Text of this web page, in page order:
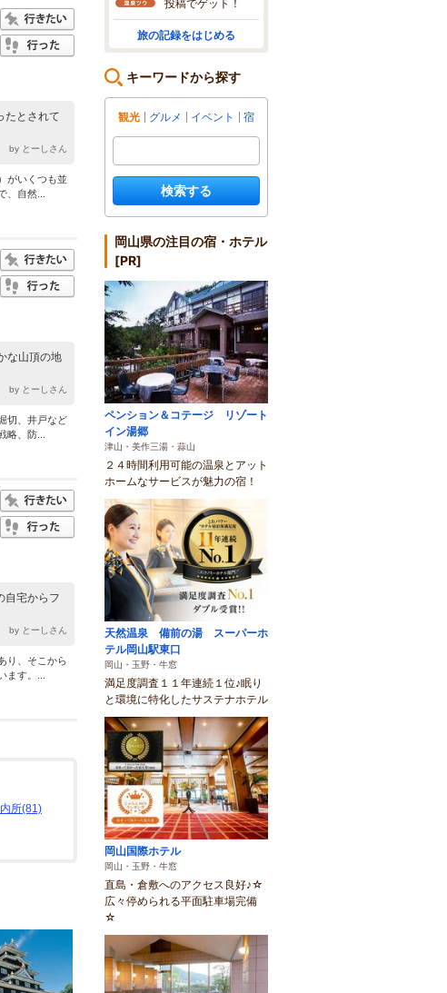
たとされて
by とーしさん
がいくつも並
自然...
な山頂の地
by とーしさん
切、井戸など
、防...
自宅からフ
by とーしさん
り、そこから
す。...
所(81)
投稿でゲット！
旅の記録をはじめる
キーワードから探す
観光 グルメ イベント 宿
検索する
岡山県の注目の宿・ホテル
[PR]
ペンション＆コテージ リゾート
イン湯郷
津山・美作三湯・蒜山
２４時間利用可能の温泉とアット
ホームなサービスが魅力の宿！
天然温泉 備前の湯 スーパーホ
テル岡山駅東口
岡山・玉野・牛窓
満足度調査１１年連続１位♪眠り
と環境に特化したサステナホテル
岡山国際ホテル
岡山・玉野・牛窓
直島・倉敷へのアクセス良好♪☆
広々停められる平面駐車場完備
☆